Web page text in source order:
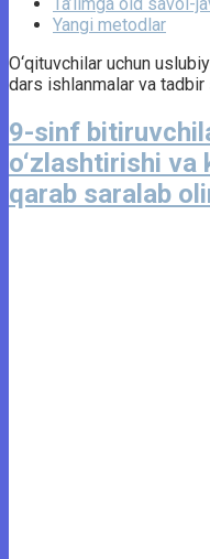
Yangi metodlar
O‘qituvchilar uchun
dars ishlanmalar va
9-sinf
o‘zlashtirishi
qarab saralab